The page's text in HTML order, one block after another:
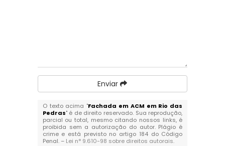
Enviar
O texto acima "Fachada em ACM em Rio das
Pedras" é de direito reservado. Sua reprodução,
parcial ou total, mesmo citando nossos links, é
proibida sem a autorização do autor. Plágio é
crime e está previsto no artigo 184 do Código
Penal. – Lei n° 9.610-98 sobre direitos autorais.